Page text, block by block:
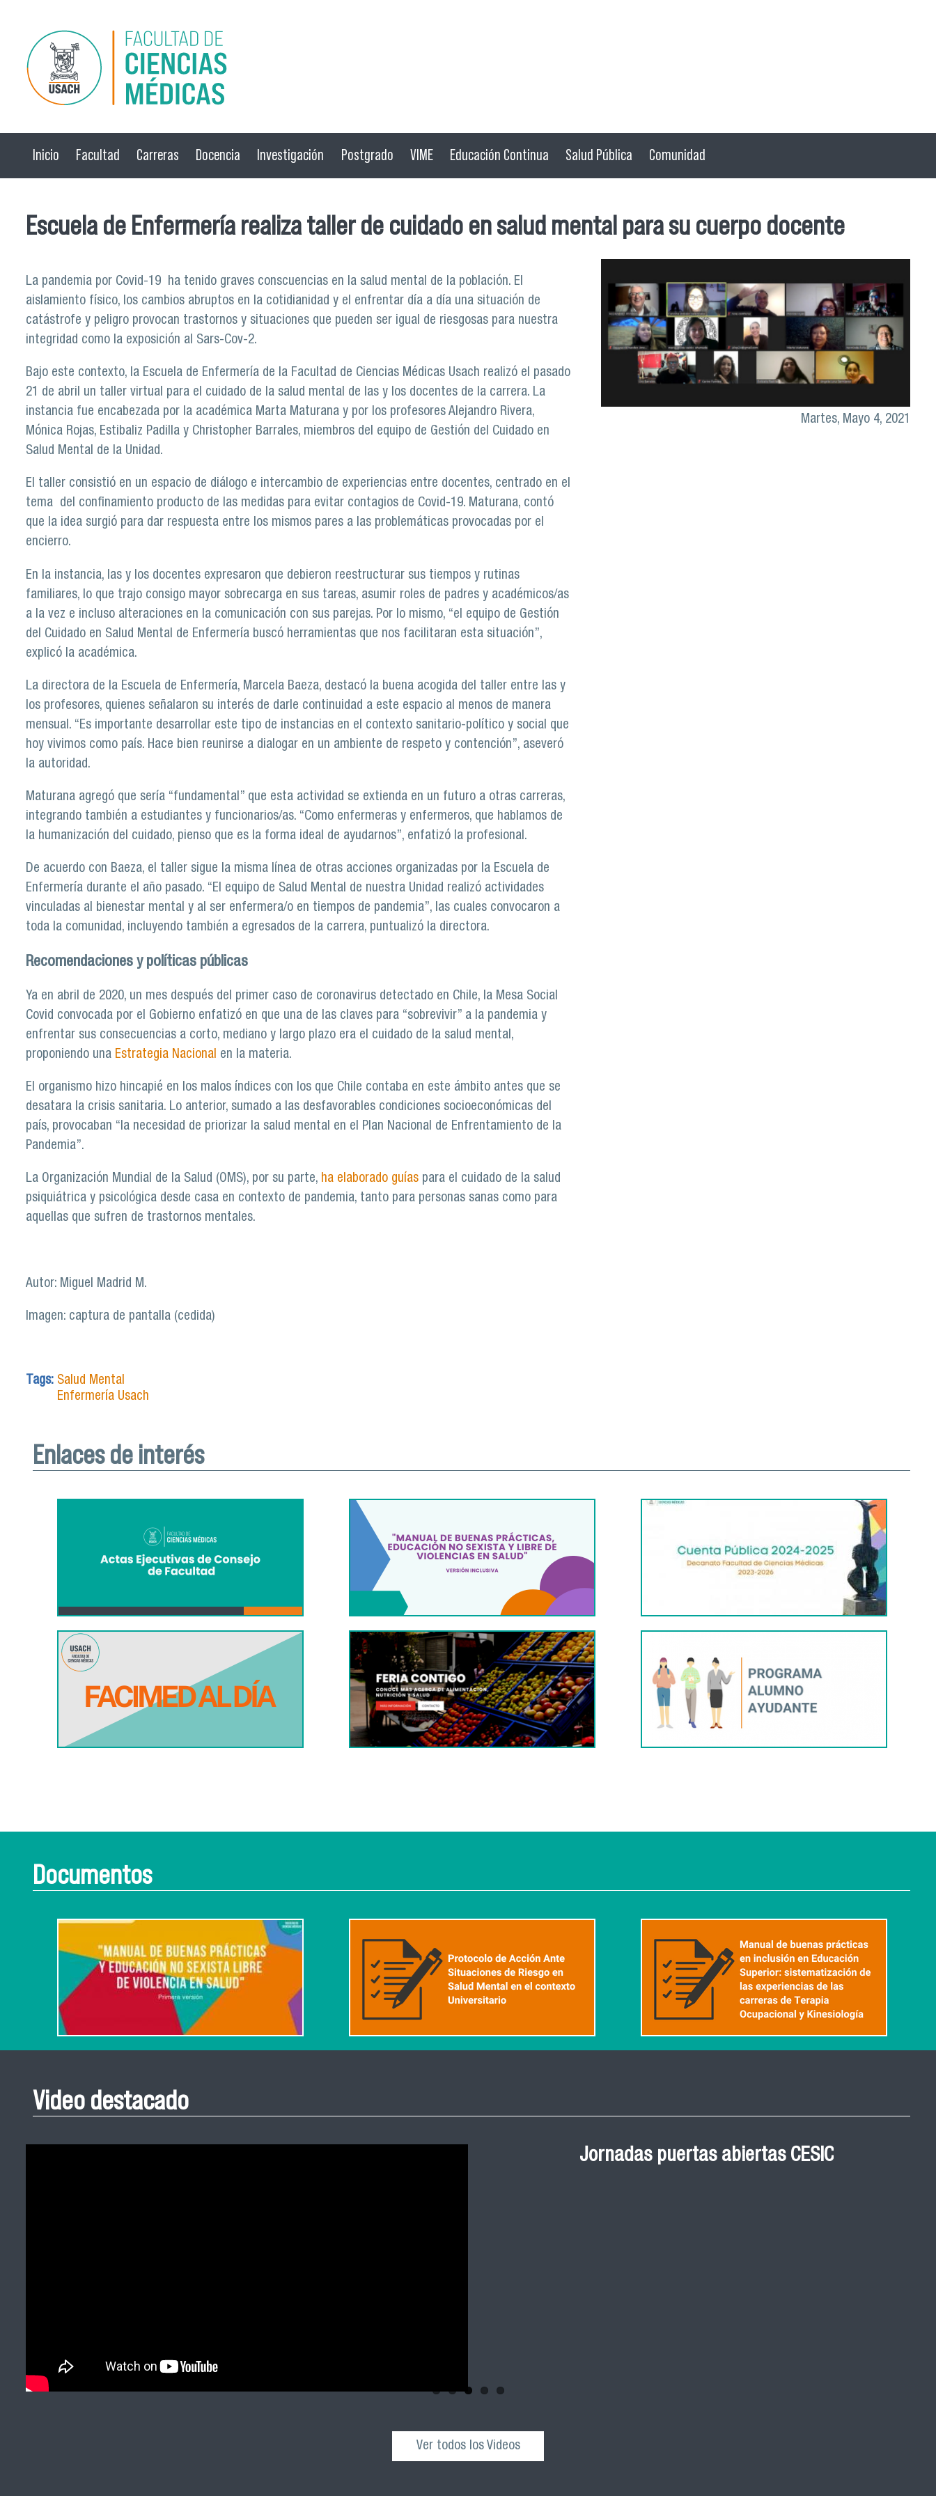
Pasar al contenido principal
Inicio Facultad Carreras Docencia Investigación Postgrado VIME Educación Continua Salud Pública Comunidad
Escuela de Enfermería realiza taller de cuidado en salud mental para su cuerpo docente
La pandemia por Covid-19 ha tenido graves conscuencias en la salud mental de la población. El
aislamiento físico, los cambios abruptos en la cotidianidad y el enfrentar día a día una situación de
catástrofe y peligro provocan trastornos y situaciones que pueden ser igual de riesgosas para nuestra
integridad como la exposición al Sars-Cov-2.
Bajo este contexto, la Escuela de Enfermería de la Facultad de Ciencias Médicas Usach realizó el pasado
21 de abril un taller virtual para el cuidado de la salud mental de las y los docentes de la carrera. La
instancia fue encabezada por la académica Marta Maturana y por los profesores Alejandro Rivera,
Mónica Rojas, Estibaliz Padilla y Christopher Barrales, miembros del equipo de Gestión del Cuidado en
Salud Mental de la Unidad.
El taller consistió en un espacio de diálogo e intercambio de experiencias entre docentes, centrado en el
tema del confinamiento producto de las medidas para evitar contagios de Covid-19. Maturana, contó
que la idea surgió para dar respuesta entre los mismos pares a las problemáticas provocadas por el
encierro.
En la instancia, las y los docentes expresaron que debieron reestructurar sus tiempos y rutinas
familiares, lo que trajo consigo mayor sobrecarga en sus tareas, asumir roles de padres y académicos/as
a la vez e incluso alteraciones en la comunicación con sus parejas. Por lo mismo, “el equipo de Gestión
del Cuidado en Salud Mental de Enfermería buscó herramientas que nos facilitaran esta situación”,
explicó la académica.
La directora de la Escuela de Enfermería, Marcela Baeza, destacó la buena acogida del taller entre las y
los profesores, quienes señalaron su interés de darle continuidad a este espacio al menos de manera
mensual. “Es importante desarrollar este tipo de instancias en el contexto sanitario-político y social que
hoy vivimos como país. Hace bien reunirse a dialogar en un ambiente de respeto y contención”, aseveró
la autoridad.
Maturana agregó que sería “fundamental” que esta actividad se extienda en un futuro a otras carreras,
integrando también a estudiantes y funcionarios/as. “Como enfermeras y enfermeros, que hablamos de
la humanización del cuidado, pienso que es la forma ideal de ayudarnos”, enfatizó la profesional.
De acuerdo con Baeza, el taller sigue la misma línea de otras acciones organizadas por la Escuela de
Enfermería durante el año pasado. “El equipo de Salud Mental de nuestra Unidad realizó actividades
vinculadas al bienestar mental y al ser enfermera/o en tiempos de pandemia”, las cuales convocaron a
toda la comunidad, incluyendo también a egresados de la carrera, puntualizó la directora.
Recomendaciones y políticas públicas
Ya en abril de 2020, un mes después del primer caso de coronavirus detectado en Chile, la Mesa Social
Covid convocada por el Gobierno enfatizó en que una de las claves para “sobrevivir” a la pandemia y
enfrentar sus consecuencias a corto, mediano y largo plazo era el cuidado de la salud mental,
proponiendo una Estrategia Nacional en la materia.
El organismo hizo hincapié en los malos índices con los que Chile contaba en este ámbito antes que se
desatara la crisis sanitaria. Lo anterior, sumado a las desfavorables condiciones socioeconómicas del
país, provocaban “la necesidad de priorizar la salud mental en el Plan Nacional de Enfrentamiento de la
Pandemia”.
La Organización Mundial de la Salud (OMS), por su parte, ha elaborado guías para el cuidado de la salud
psiquiátrica y psicológica desde casa en contexto de pandemia, tanto para personas sanas como para
aquellas que sufren de trastornos mentales.
Autor: Miguel Madrid M.
Imagen: captura de pantalla (cedida)
Tags: Salud Mental
Enfermería Usach
Martes, Mayo 4, 2021
Enlaces de interés
Documentos
Video destacado
Ceremonia de Graduación Magíster en
Ver todos los Videos